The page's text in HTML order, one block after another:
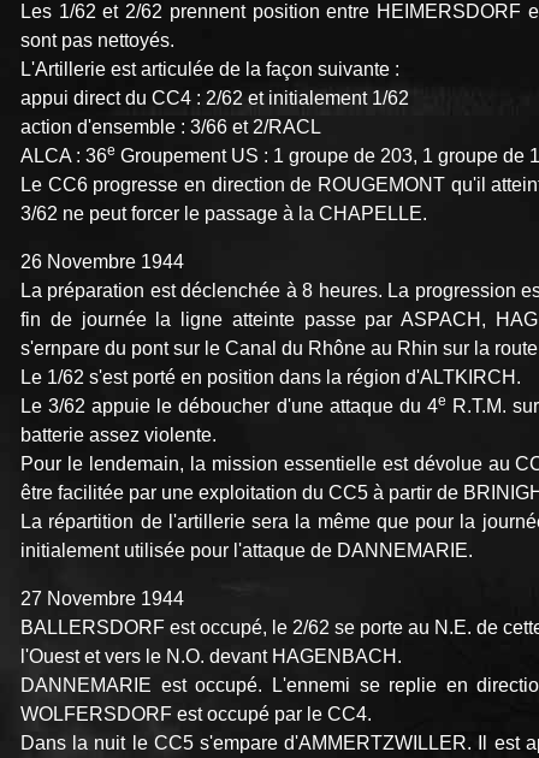
Les 1/62 et 2/62 prennent position entre
sont pas nettoyés.
L'Artillerie est articulée de la façon suivante :
appui direct du CC4 : 2/62 et initialement 1/62
action d'ensemble : 3/66 et 2/RACL
ALCA : 36e Groupement US : 1 groupe de 203, 1 groupe de
Le CC6 progresse en direction de ROUGEMONT qu'il
3/62 ne peut forcer le passage à la CHAPELLE.
26 Novembre 1944
La préparation est déclenchée à 8 heures. La progression
fin de journée la ligne atteinte passe par ASPACH,
s'ernpare du pont sur le Canal du Rhône au Rhin sur la
Le 1/62 s'est porté en position dans la région d'ALTKIRCH.
Le 3/62 appuie le déboucher d'une attaque du 4e R.T.M.
batterie assez violente.
Pour le lendemain, la mission essentielle est dévolue au
être facilitée par une exploitation du CC5 à partir de
La répartition de l'artillerie sera la même que pour la
initialement utilisée pour l'attaque de DANNEMARIE.
27 Novembre 1944
BALLERSDORF est occupé, le 2/62 se porte au N.E. de
l'Ouest et vers le N.O. devant HAGENBACH.
DANNEMARIE est occupé. L'ennemi se replie en
WOLFERSDORF est occupé par le CC4.
Dans la nuit le CC5 s'empare d'AMMERTZWILLER. Il est